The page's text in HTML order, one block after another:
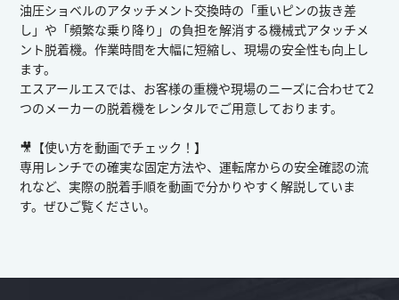
油圧ショベルのアタッチメント交換時の「重いピンの抜き差
し」や「頻繁な乗り降り」の負担を解消する機械式アタッチメ
ント脱着機。作業時間を大幅に短縮し、現場の安全性も向上し
ます。
エスアールエスでは、お客様の重機や現場のニーズに合わせて2
つのメーカーの脱着機をレンタルでご用意しております。
🎥【使い方を動画でチェック！】
専用レンチでの確実な固定方法や、運転席からの安全確認の流
れなど、実際の脱着手順を動画で分かりやすく解説していま
す。ぜひご覧ください。